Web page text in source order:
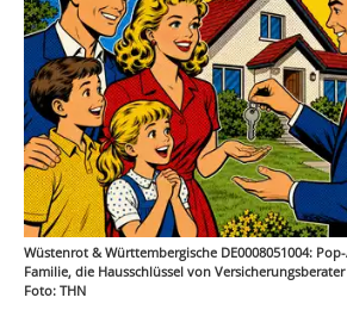
Wüstenrot & Württembergische DE0008051004:
Familie, die Hausschlüssel von
Foto: THN